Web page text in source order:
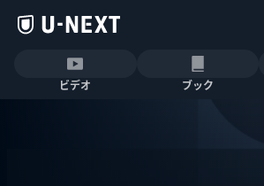
ビデオ ブック